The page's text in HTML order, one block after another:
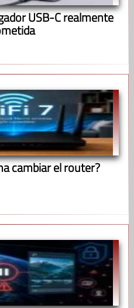
USB-C realmente
cambiar el router?